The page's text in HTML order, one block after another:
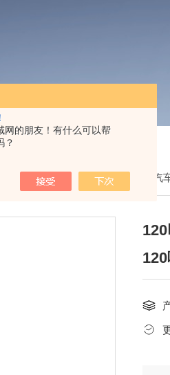
网的朋友！有什么可以帮
？
>产品中心 >便携式电子汽